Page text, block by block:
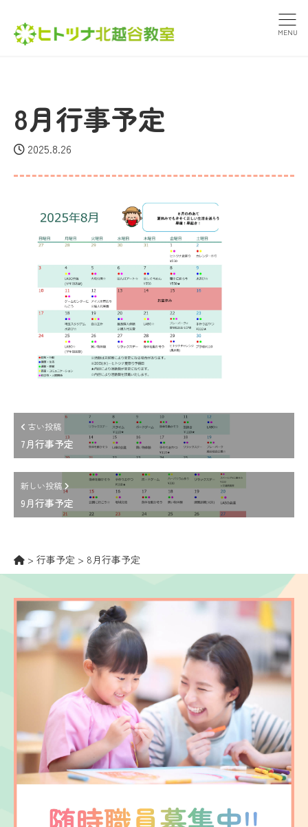
MENU
8月行事予定
2025.8.26
古い投稿
7月行事予定
新しい投稿
9月行事予定
> 行事予定 > 8月行事予定